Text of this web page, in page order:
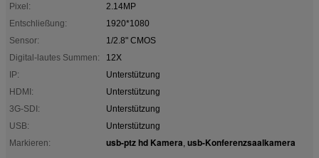
Pixel:
2.14MP
Entschließung:
1920*1080
Sensor:
1/2.8" CMOS
Digital-lautes Summen:
12X
IP:
Unterstützung
HDMI:
Unterstützung
3G-SDI:
Unterstützung
USB:
Unterstützung
Markieren:
usb-ptz hd Kamera, usb-Konferenzsaalkamera